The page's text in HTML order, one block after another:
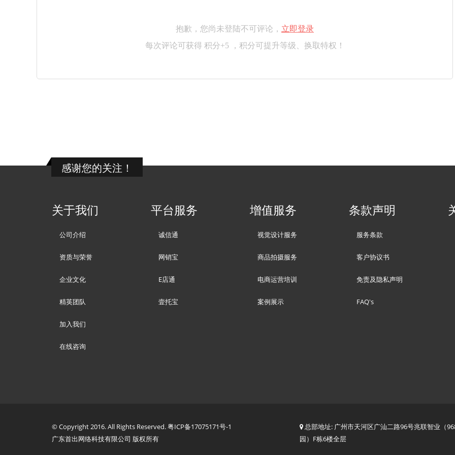
抱歉，您尚未登陆不可评论， 立即登录
每次评论可获得 积分+5 ，积分可提升等级、换取特权！
感谢您的关注！
关于我们
公司介绍
资质与荣誉
企业文化
精英团队
加入我们
在线咨询
平台服务
诚信通
网销宝
E店通
壹托宝
增值服务
视觉设计服务
商品拍摄服务
电商运营培训
案例展示
条款声明
服务条款
客户协议书
免责及隐私声明
FAQ's
© Copyright 2016. All Rights Reserved. 粤ICP备17075171号-1
广东首出网络科技有限公司 版权所有
总部地址: 广州市天河区广汕二路96号兆联智业（
园）F栋6楼全层